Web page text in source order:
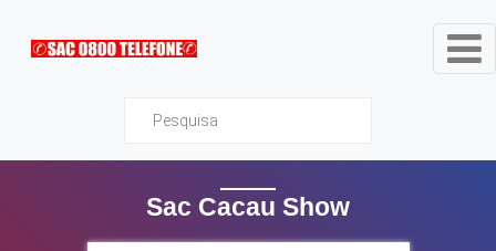
Sac0800Telefone
Sac Cacau Show